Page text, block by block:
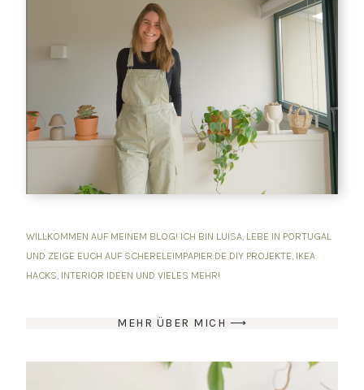
WILLKOMMEN AUF MEINEM BLOG! ICH BIN LUISA, LEBE IN PORTUGAL
UND ZEIGE EUCH AUF SCHERELEIMPAPIER.DE DIY PROJEKTE, IKEA
HACKS, INTERIOR IDEEN UND VIELES MEHR!
MEHR ÜBER MICH ⟶